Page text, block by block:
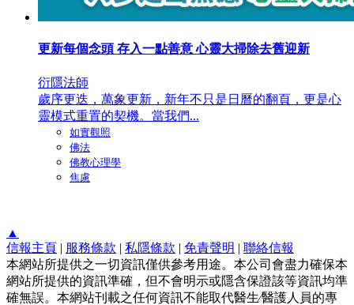
更新每個念頭 存入一點善意 心靈大掃除去舊迎新
衍隱法師
歲序更迭，萬象更新，新年不只是日曆的翻頁，更是心
靈模式重置的契機。當我們...
如實觀照
佛法
佛教心理學
焦慮
▲
信報主頁 | 服務條款 | 私隱條款 | 免責聲明 | 聯絡信報
本網站所提供之一切資訊僅供參考用途。本公司會盡力確保本
網站所提供的資訊準確，但不會明示或隱含保證該等資訊均準
確無誤。本網站刊載之任何資訊不能取代醫生∕醫護人員的專